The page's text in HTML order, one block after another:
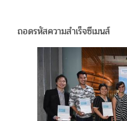
ถอดรหัสความสำเร็จซีเมนส์